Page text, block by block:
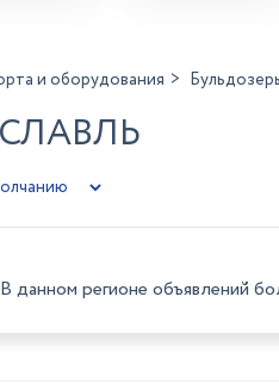
и оборудования
В данном регионе объявлений